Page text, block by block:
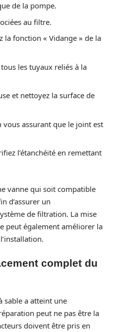
de la pompe.
au filtre.
la fonction « Vidange » de la
les tuyaux reliés à la
et nettoyez la surface de
assurant que le joint est
l’étanchéité en remettant
vanne qui soit compatible
d’assurer un
de filtration. La mise
peut également améliorer la
complet du
sable a atteint une
peut ne pas être la
doivent être pris en